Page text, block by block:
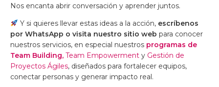
Nos encanta abrir conversación y aprender juntos.
Y si quieres llevar estas ideas a la acción, escríbenos
por WhatsApp o visita nuestro sitio web para conocer
nuestros servicios, en especial nuestros programas de
Team Building, Team Empowerment y Gestión de
Proyectos Ágiles, diseñados para fortalecer equipos,
conectar personas y generar impacto real.